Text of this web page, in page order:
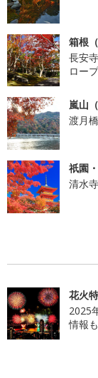
箱根
長安
ロー
嵐山
渡月
祇園
清水
花火
2025
情報